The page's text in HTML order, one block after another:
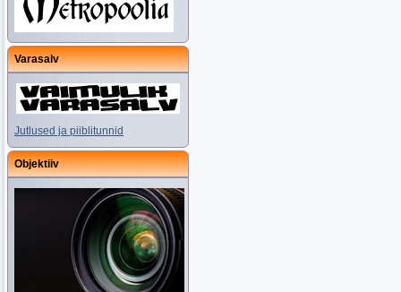
Varasalv
Jutlused ja piiblitunnid
Objektiiv